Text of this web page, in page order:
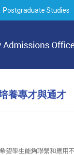
Postgraduate Studies
養專才與通才
望學生能夠聯繫和應用